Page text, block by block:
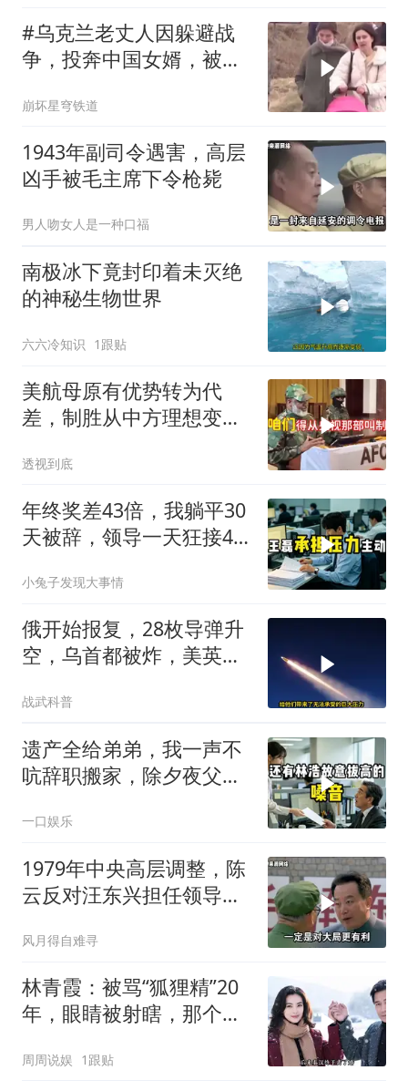
#乌克兰老丈人因躲避战
争，投奔中国女婿，被眼
崩坏星穹铁道
1943年副司令遇害，高层
凶手被毛主席下令枪毙
男人吻女人是一种口福
南极冰下竟封印着未灭绝
的神秘生物世界
六六冷知识 1跟贴
美航母原有优势转为代
差，制胜从中方理想变为
透视到底
年终奖差43倍，我躺平30
天被辞，领导一天狂接47
小兔子发现大事情
俄开始报复，28枚导弹升
空，乌首都被炸，美英法
战武科普
遗产全给弟弟，我一声不
吭辞职搬家，除夕夜父亲
一口娱乐
1979年中央高层调整，陈
云反对汪东兴担任领导职
风月得自难寻
林青霞：被骂“狐狸精”20
年，眼睛被射瞎，那个男
钱？”
周周说娱 1跟贴